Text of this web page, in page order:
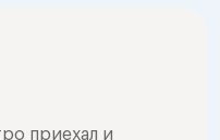
приехал и